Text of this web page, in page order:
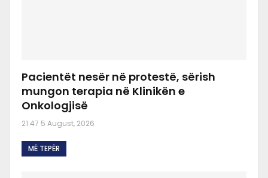
Pacientët nesër në protestë, sërish
mungon terapia në Klinikën e
Onkologjisë
21:47 5 August, 2026
MË TEPËR